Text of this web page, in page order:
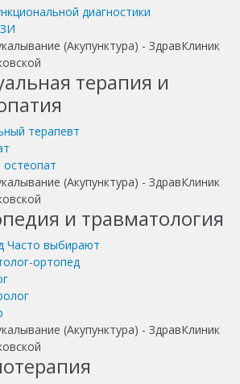
диагностики
терапия и
терапевт
остеопат
и травматология
Часто выбирают
ортопед